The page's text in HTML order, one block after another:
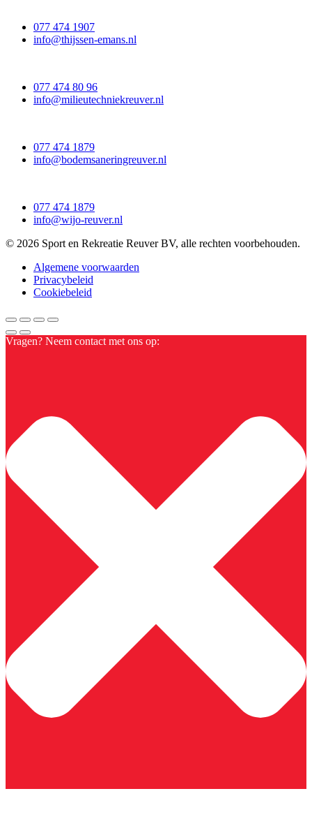
077 474 1907
info@thijssen-emans.nl
077 474 80 96
info@milieutechniekreuver.nl
077 474 1879
info@bodemsaneringreuver.nl
077 474 1879
info@wijo-reuver.nl
© 2026 Sport en Rekreatie Reuver BV, alle rechten voorbehouden.
Algemene voorwaarden
Privacybeleid
Cookiebeleid
Vragen? Neem contact met ons op: